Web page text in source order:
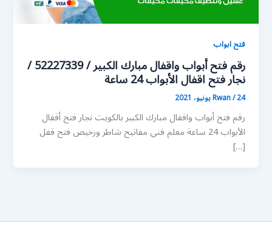
فتح ابواب
رقم فتح أبواب واقفال مبارك الكبير / 52227339 /
نجار فتح اقفال الأبواب 24 ساعة
Rwan/24 يونيو، 2021
رقم فتح أبواب واقفال مبارك الكبير بالكويت نجار فتح أقفال
الأبواب 24 ساعة معلم فني مفاتيح شاطر ورخيص فتح قفل
[…]